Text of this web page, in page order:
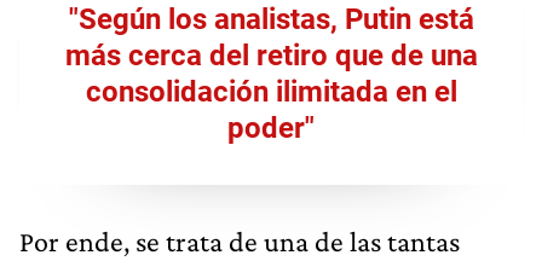
"Según los analistas, Putin está
más cerca del retiro que de una
consolidación ilimitada en el
poder"
Por ende, se trata de una de las tantas